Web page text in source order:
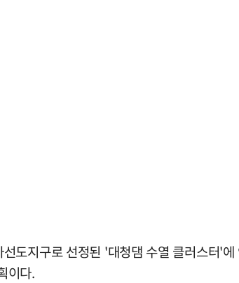
도지구로 선정된 '대청댐 수열 클러스터'
이다.